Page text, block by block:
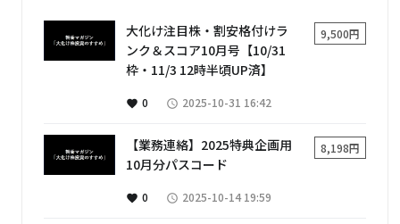
大化け注目株・割安格付けラ
ンク＆スコア10月号【10/31
枠・11/3 12時半頃UP済】
9,500円
favorite 0 access_time 2025-10-31 16:42
【業務連絡】2025特典企画用
10月分パスコード
8,198円
favorite 0 access_time 2025-10-14 19:59